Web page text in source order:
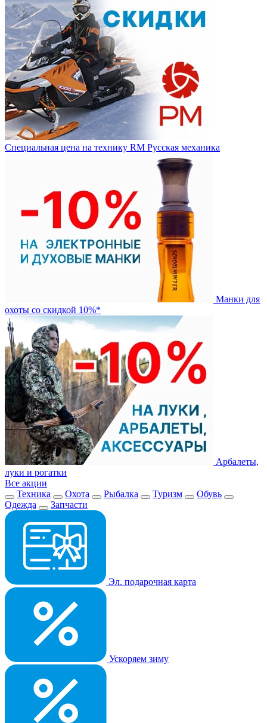
Специальная цена на технику RM Русская механика
Манки для
охоты со скидкой 10%*
Арбалеты,
луки и рогатки
Все акции
Техника
Охота Рыбалка Туризм
Обувь
Одежда
Запчасти
Эл. подарочная карта
Ускоряем зиму